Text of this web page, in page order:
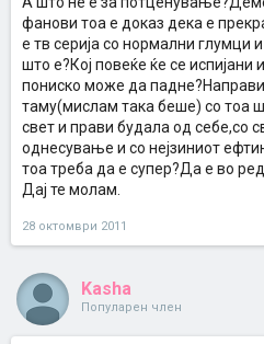
Кликни за
фанови тоа е доказ дека е
е тв серија со нормални глумци
што е?Кој повеќе ќе се испијани
пониско може да
таму(мислам така беше) со тоа
свет и прави будала од себе,со
однесување и со нејзиниот
тоа треба да е супер?Да е во
Дај те молам.
28 октомври 2011
Kasha
Популарен член